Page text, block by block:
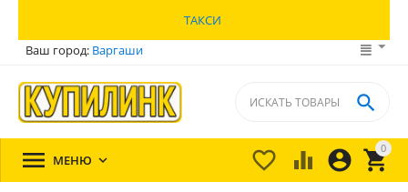
ТАКСИ
Ваш город: Варгаши
0


 

 МЕНЮ 